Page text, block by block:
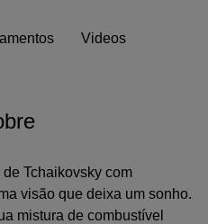
Videos
Tchaikovsky com
visão que deixa um sonho.
mistura de combustível